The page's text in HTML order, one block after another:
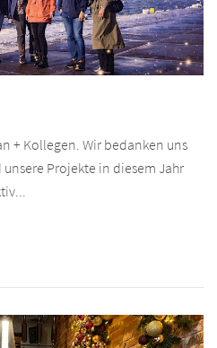
+ Kollegen. Wir bedanken uns
Projekte in diesem Jahr